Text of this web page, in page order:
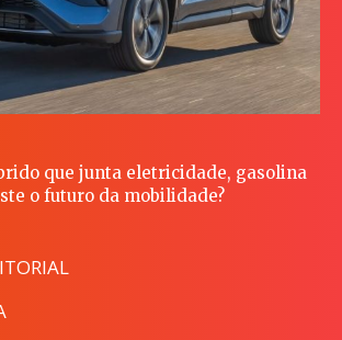
que junta eletricidade, gasolina
o futuro da mobilidade?